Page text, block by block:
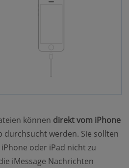
können direkt vom iPhone
durchsucht werden. Sie sollten
oder iPad nicht zu
iMessage Nachrichten